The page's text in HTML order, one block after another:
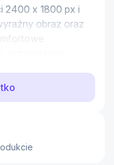
2400 x 1800 px i
obraz oraz
GB RAM, z